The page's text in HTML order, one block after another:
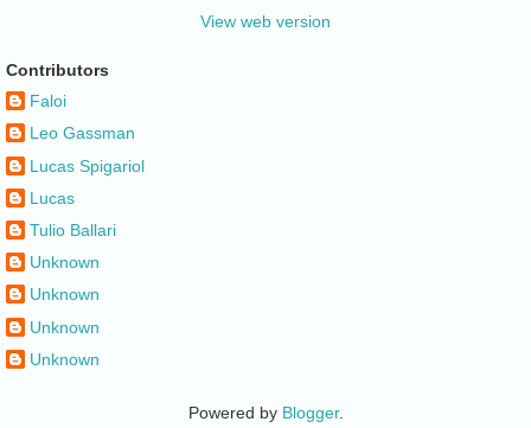
View web version
Contributors
Faloi
Leo Gassman
Lucas Spigariol
Lucas
Tulio Ballari
Unknown
Unknown
Unknown
Unknown
Powered by Blogger.